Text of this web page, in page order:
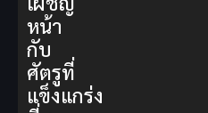
หน้า
กับ
ศัตรูที่
แข็งแกร่ง